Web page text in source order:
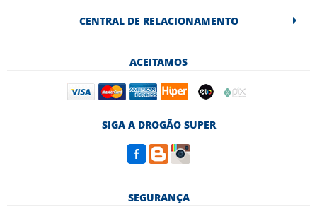
CENTRAL DE RELACIONAMENTO
ACEITAMOS
SIGA A DROGÃO SUPER
SEGURANÇA